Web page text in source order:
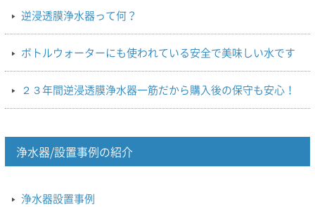
逆浸透膜浄水器って何？
ボトルウォーターにも使われている安全で美味しい水です
２３年間逆浸透膜浄水器一筋だから購入後の保守も安心！
浄水器/設置事例の紹介
浄水器設置事例